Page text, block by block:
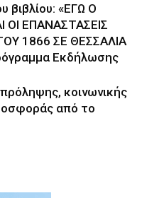
βιβλίου: «ΕΓΩ Ο
ΟΙ ΕΠΑΝΑΣΤΑΣΕΙΣ
1866 ΣΕ ΘΕΣΣΑΛΙΑ
Εκδήλωσης
κοινωνικής
από το